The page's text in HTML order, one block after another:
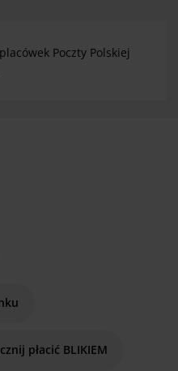
Poczty Polskiej
płacić BLIKIEM